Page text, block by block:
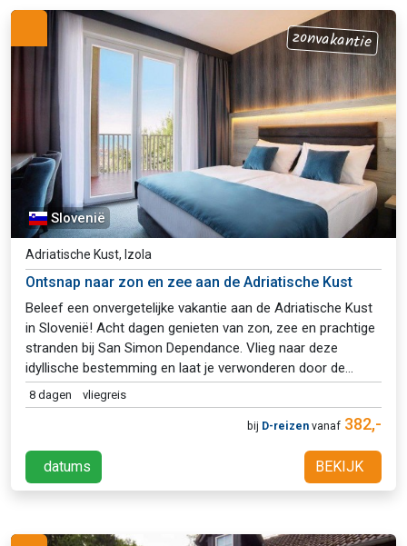
zonvakantie
Slovenië
Adriatische Kust, Izola
Ontsnap naar zon en zee aan de Adriatische Kust
Beleef een onvergetelijke vakantie aan de Adriatische Kust
in Slovenië! Acht dagen genieten van zon, zee en prachtige
stranden bij San Simon Dependance. Vlieg naar deze
idyllische bestemming en laat je verwonderen door de
schitterende natuur en gastvrijheid. Ontsnap aan de
dagelijkse sleur en kom volledig tot rust.
8 dagen vliegreis
bij D-reizen vanaf 382,-
datums BEKIJK